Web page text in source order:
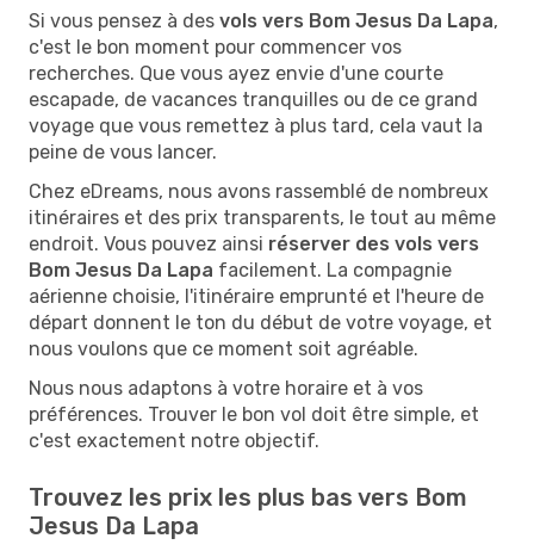
Si vous pensez à des vols vers Bom Jesus Da Lapa,
c'est le bon moment pour commencer vos
recherches. Que vous ayez envie d'une courte
escapade, de vacances tranquilles ou de ce grand
voyage que vous remettez à plus tard, cela vaut la
peine de vous lancer.
Chez eDreams, nous avons rassemblé de nombreux
itinéraires et des prix transparents, le tout au même
endroit. Vous pouvez ainsi réserver des vols vers
Bom Jesus Da Lapa facilement. La compagnie
aérienne choisie, l'itinéraire emprunté et l'heure de
départ donnent le ton du début de votre voyage, et
nous voulons que ce moment soit agréable.
Nous nous adaptons à votre horaire et à vos
préférences. Trouver le bon vol doit être simple, et
c'est exactement notre objectif.
Trouvez les prix les plus bas vers Bom
Jesus Da Lapa